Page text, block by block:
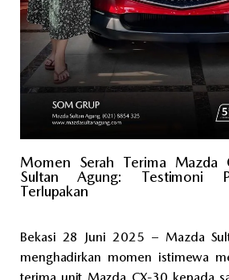
Momen Serah Terima Mazda
Sultan Agung: Testimoni
Terlupakan
Bekasi 28 Juni 2025 – Mazda
menghadirkan momen istimewa
terima unit Mazda CX-30 kepada